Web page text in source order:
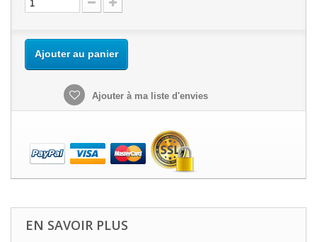
Ajouter au panier
Ajouter à ma liste d'envies
EN SAVOIR PLUS